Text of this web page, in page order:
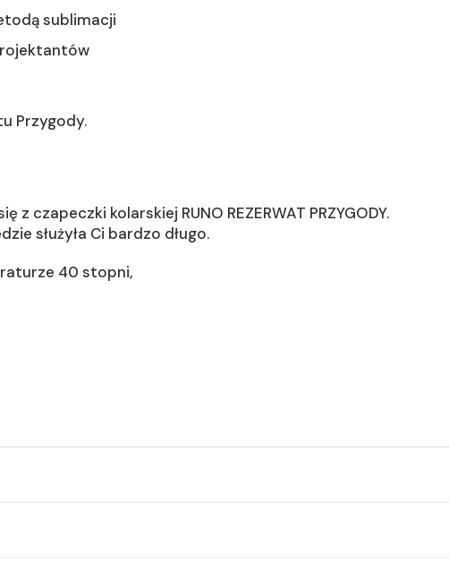
sublimacji
Przygody.
z czapeczki kolarskiej RUNO REZERWAT PRZYGODY.
służyła Ci bardzo długo.
40 stopni,